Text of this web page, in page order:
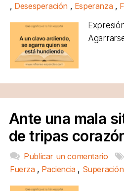
, Desesperación , Esperanza ,
Ante una mala
de tripas
Publicar un comentario
Fuerza , Paciencia , Superación